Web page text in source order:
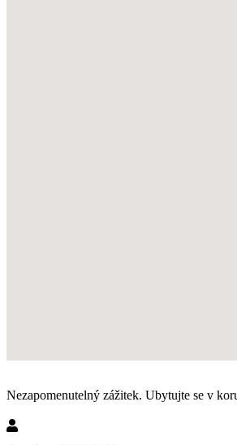
Nezapomenutelný zážitek. Ubytujte se v